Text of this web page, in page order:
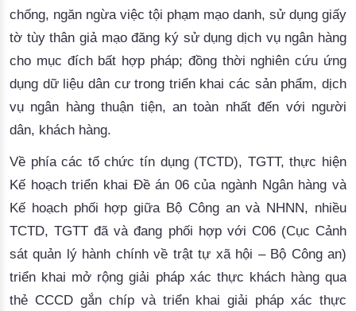
chống, ngăn ngừa việc tội phạm mạo danh, sử dụng giấy
tờ tùy thân giả mạo đăng ký sử dụng dịch vụ ngân hàng
cho mục đích bất hợp pháp; đồng thời nghiên cứu ứng
dụng dữ liệu dân cư trong triển khai các sản phẩm, dịch
vụ ngân hàng thuận tiện, an toàn nhất đến với người
dân, khách hàng.
Về phía các tổ chức tín dụng (TCTD), TGTT, thực hiện
Kế hoạch triển khai Đề án 06 của ngành Ngân hàng và
Kế hoạch phối hợp giữa Bộ Công an và NHNN, nhiều
TCTD, TGTT đã và đang phối hợp với C06 (Cục Cảnh
sát quản lý hành chính về trật tự xã hội – Bộ Công an)
triển khai mở rộng giải pháp xác thực khách hàng qua
thẻ CCCD gắn chíp và triển khai giải pháp xác thực